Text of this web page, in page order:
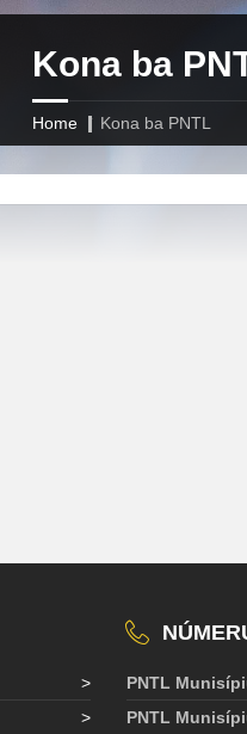
Kona ba
Home Kona ba PNTL
>
>
PNTL
PNTL